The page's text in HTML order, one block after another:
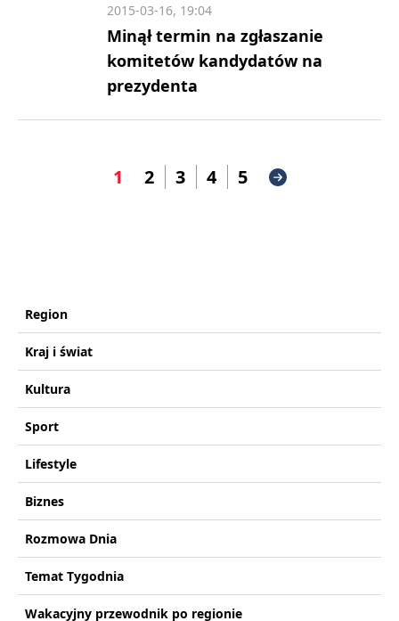
Minął termin na zgłaszanie
komitetów kandydatów na
prezydenta
2015-03-16, 19:04
1 2 3 4 5
Region
Kraj i świat
Kultura
Sport
Lifestyle
Biznes
Rozmowa Dnia
Temat Tygodnia
Wakacyjny przewodnik po regionie